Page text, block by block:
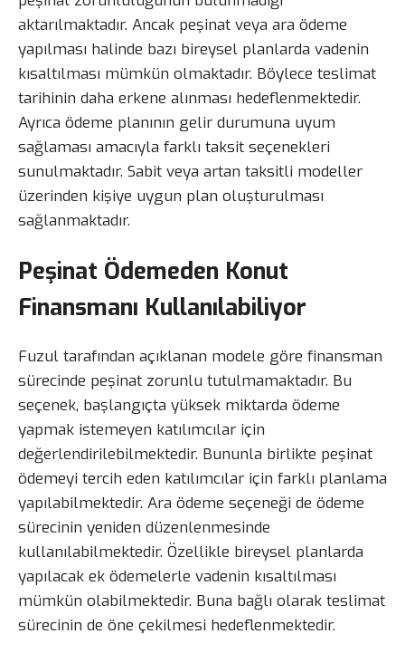
aktarılmaktadır. Ancak peşinat veya ara ödeme
yapılması halinde bazı bireysel planlarda vadenin
kısaltılması mümkün olmaktadır. Böylece teslimat
tarihinin daha erkene alınması hedeflenmektedir.
Ayrıca ödeme planının gelir durumuna uyum
sağlaması amacıyla farklı taksit seçenekleri
sunulmaktadır. Sabit veya artan taksitli modeller
üzerinden kişiye uygun plan oluşturulması
sağlanmaktadır.
Peşinat Ödemeden Konut
Finansmanı Kullanılabiliyor
Fuzul tarafından açıklanan modele göre finansman
sürecinde peşinat zorunlu tutulmamaktadır. Bu
seçenek, başlangıçta yüksek miktarda ödeme
yapmak istemeyen katılımcılar için
değerlendirilebilmektedir. Bununla birlikte peşinat
ödemeyi tercih eden katılımcılar için farklı planlama
yapılabilmektedir. Ara ödeme seçeneği de ödeme
sürecinin yeniden düzenlenmesinde
kullanılabilmektedir. Özellikle bireysel planlarda
yapılacak ek ödemelerle vadenin kısaltılması
mümkün olabilmektedir. Buna bağlı olarak teslimat
sürecinin de öne çekilmesi hedeflenmektedir.